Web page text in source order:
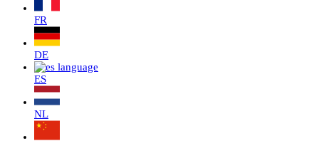
FR
DE
ES
NL